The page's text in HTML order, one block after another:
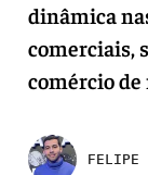
dinâmica
comerciais,
comércio de
FELIPE